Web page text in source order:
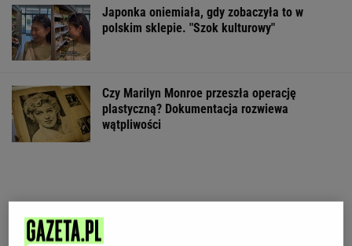
Japonka oniemiała, gdy zobaczyła to w
polskim sklepie. "Szok kulturowy"
Czy Marilyn Monroe przeszła operację
plastyczną? Dokumentacja rozwiewa
wątpliwości